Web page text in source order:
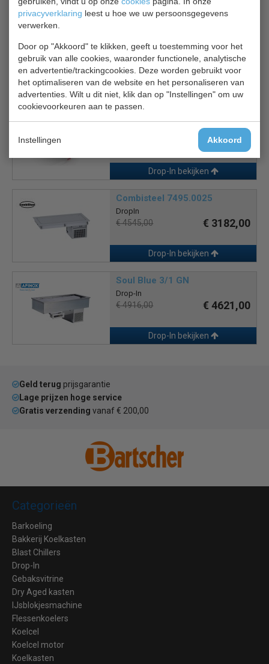
privacyverklaring leest u hoe we uw persoonsgegevens
verwerken.
Door op "Akkoord" te klikken, geeft u toestemming voor het
gebruik van alle cookies, waaronder functionele, analytische
en advertentie/trackingcookies. Deze worden gebruikt voor
het optimaliseren van de website en het personaliseren van
advertenties. Wilt u dit niet, klik dan op "Instellingen" om uw
cookievoorkeuren aan te passen.
Instellingen Akkoord
DropIn
€ 3180,00 € 2226,00
Drop-In bekijken
€ 697,00
Drop-In bekijken
Combisteel 7495.0025
DropIn
€ 4545,00 € 3182,00
Drop-In bekijken
Soul Blue 3/1 GN
Drop-In
€ 4916,00 € 4621,00
Drop-In bekijken
Geld terug prijsgarantie
Lage prijzen hoge service
Gratis verzending vanaf € 200,00
Categorieën
Barkoeling
Bakkerij Koelkasten
Blast Chillers
Drop-In
Gebaksvitrine
Dry Aged kasten
IJsblokjesmachine
Flessenkoelers
Koelcel
Koelcel motor
Koelkasten